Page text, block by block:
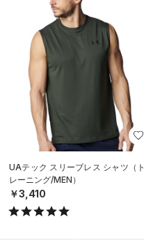
UAテック スリーブレス シャツ（ト
レーニング/MEN）
￥3,410